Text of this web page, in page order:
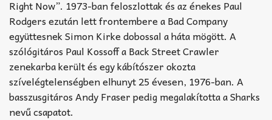
Improvizáció
Right Now”. 1973-ban feloszlottak és az énekes Paul
Rodgers ezután lett frontembere a Bad Company
együttesnek Simon Kirke dobossal a háta mögött. A
szólógitáros Paul Kossoff a Back Street Crawler
zenekarba került és egy kábítószer okozta
szívelégtelenségben elhunyt 25 évesen, 1976-ban. A
basszusgitáros Andy Fraser pedig megalakította a Sharks
nevű csapatot.